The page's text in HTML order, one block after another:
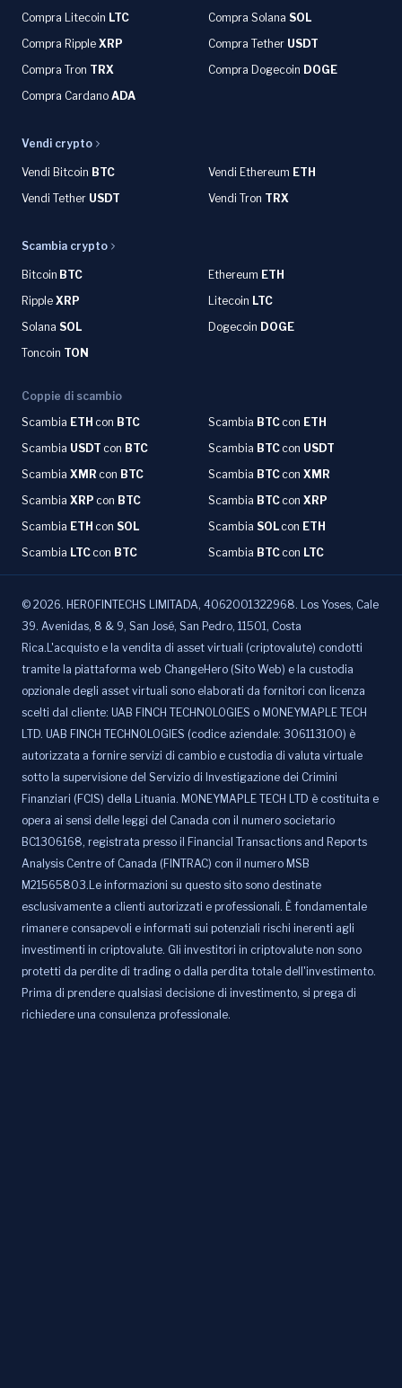
Compra Litecoin LTC Compra Solana SOL
Compra Ripple XRP Compra Tether USDT
Compra Tron TRX Compra Dogecoin DOGE
Compra Cardano ADA
Vendi crypto
Vendi Bitcoin BTC Vendi Ethereum ETH
Vendi Tether USDT Vendi Tron TRX
Scambia crypto
Bitcoin BTC Ethereum ETH
Ripple XRP Litecoin LTC
Solana SOL Dogecoin DOGE
Toncoin TON
Coppie di scambio
Scambia ETH con BTC Scambia BTC con ETH
Scambia USDT con BTC Scambia BTC con USDT
Scambia XMR con BTC Scambia BTC con XMR
Scambia XRP con BTC Scambia BTC con XRP
Scambia ETH con SOL Scambia SOL con ETH
Scambia LTC con BTC Scambia BTC con LTC
© 2026. HEROFINTECHS LIMITADA, 4062001322968. Los Yoses, Cale
39. Avenidas, 8 & 9, San José, San Pedro, 11501, Costa
Rica.L'acquisto e la vendita di asset virtuali (criptovalute) condotti
tramite la piattaforma web ChangeHero (Sito Web) e la custodia
opzionale degli asset virtuali sono elaborati da fornitori con licenza
scelti dal cliente: UAB FINCH TECHNOLOGIES o MONEYMAPLE TECH
LTD. UAB FINCH TECHNOLOGIES (codice aziendale: 306113100) è
autorizzata a fornire servizi di cambio e custodia di valuta virtuale
sotto la supervisione del Servizio di Investigazione dei Crimini
Finanziari (FCIS) della Lituania. MONEYMAPLE TECH LTD è costituita e
opera ai sensi delle leggi del Canada con il numero societario
BC1306168, registrata presso il Financial Transactions and Reports
Analysis Centre of Canada (FINTRAC) con il numero MSB
M21565803.Le informazioni su questo sito sono destinate
esclusivamente a clienti autorizzati e professionali. È fondamentale
rimanere consapevoli e informati sui potenziali rischi inerenti agli
investimenti in criptovalute. Gli investitori in criptovalute non sono
protetti da perdite di trading o dalla perdita totale dell'investimento.
Prima di prendere qualsiasi decisione di investimento, si prega di
richiedere una consulenza professionale.